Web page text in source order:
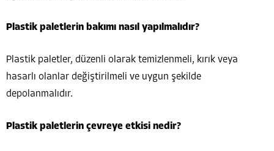
Plastik paletlerin bakımı nasıl yapılmalıdır?
Plastik paletler, düzenli olarak temizlenmeli, kırık veya
hasarlı olanlar değiştirilmeli ve uygun şekilde
depolanmalıdır.
Plastik paletlerin çevreye etkisi nedir?